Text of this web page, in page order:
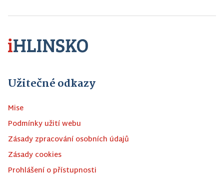
Užitečné odkazy
Mise
Podmínky užití webu
Zásady zpracování osobních údajů
Zásady cookies
Prohlášení o přístupnosti